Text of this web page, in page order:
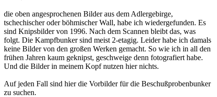
die oben angesprochenen Bilder aus dem Adlergebirge,
tschechischer oder böhmischer Wall, habe ich wiedergefunden. Es
sind Knipsbilder von 1996. Nach dem Scannen bleibt das, was
folgt. Die Kampfbunker sind meist 2-etagig. Leider habe ich damals
keine Bilder von den großen Werken gemacht. So wie ich in all den
frühen Jahren kaum geknipst, geschweige denn fotografiert habe.
Und die Bilder in meinem Kopf nutzen hier nichts.
Auf jeden Fall sind hier die Vorbilder für die Beschußprobenbunker
zu suchen.